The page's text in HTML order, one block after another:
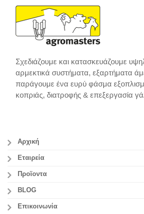
Σχεδιάζουμε και κατασκευάζουμε
αρμεκτικά συστήματα, εξαρτήματα
παράγουμε ένα ευρύ φάσμα
κοπριάς, διατροφής & επεξεργασία
Αρχική
Εταιρεία
Προϊοντα
BLOG
Επικοινωνία